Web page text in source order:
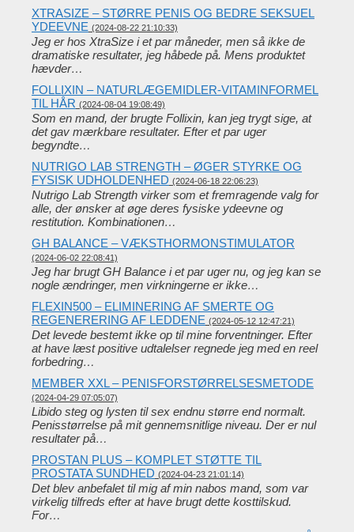
XTRASIZE – STØRRE PENIS OG BEDRE SEKSUEL
YDEEVNE (2024-08-22 21:10:33)
Jeg er hos XtraSize i et par måneder, men så ikke de
dramatiske resultater, jeg håbede på. Mens produktet
hævder…
FOLLIXIN – NATURLÆGEMIDLER-VITAMINFORMEL
TIL HÅR (2024-08-04 19:08:49)
Som en mand, der brugte Follixin, kan jeg trygt sige, at
det gav mærkbare resultater. Efter et par uger
begyndte…
NUTRIGO LAB STRENGTH – ØGER STYRKE OG
FYSISK UDHOLDENHED (2024-06-18 22:06:23)
Nutrigo Lab Strength virker som et fremragende valg for
alle, der ønsker at øge deres fysiske ydeevne og
restitution. Kombinationen…
GH BALANCE – VÆKSTHORMONSTIMULATOR
(2024-06-02 22:08:41)
Jeg har brugt GH Balance i et par uger nu, og jeg kan se
nogle ændringer, men virkningerne er ikke…
FLEXIN500 – ELIMINERING AF SMERTE OG
REGENERERING AF LEDDENE (2024-05-12 12:47:21)
Det levede bestemt ikke op til mine forventninger. Efter
at have læst positive udtalelser regnede jeg med en reel
forbedring…
MEMBER XXL – PENISFORSTØRRELSESMETODE
(2024-04-29 07:05:07)
Libido steg og lysten til sex endnu større end normalt.
Penisstørrelse på mit gennemsnitlige niveau. Der er nul
resultater på…
PROSTAN PLUS – KOMPLET STØTTE TIL
PROSTATA SUNDHED (2024-04-23 21:01:14)
Det blev anbefalet til mig af min nabos mand, som var
virkelig tilfreds efter at have brugt dette kosttilskud.
For…